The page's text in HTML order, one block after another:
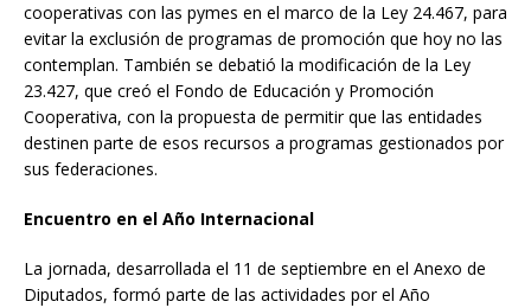
cooperativas con las pymes en el marco de la Ley 24.467, para
evitar la exclusión de programas de promoción que hoy no las
contemplan. También se debatió la modificación de la Ley
23.427, que creó el Fondo de Educación y Promoción
Cooperativa, con la propuesta de permitir que las entidades
destinen parte de esos recursos a programas gestionados por
sus federaciones.
Encuentro en el Año Internacional
La jornada, desarrollada el 11 de septiembre en el Anexo de
Diputados, formó parte de las actividades por el Año